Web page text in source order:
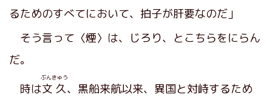
るためのすべてにおいて、拍子が肝要なのだ」
そう言って〈煙〉は、じろり、とこちらをにらん
だ。
時は文久
ぶんきゅう
、黒船来航以来、異国と対峙するため